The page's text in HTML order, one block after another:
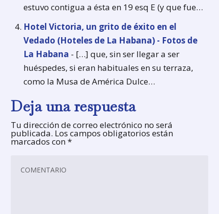
estuvo contigua a ésta en 19 esq E (y que fue…
Hotel Victoria, un grito de éxito en el
Vedado (Hoteles de La Habana) - Fotos de
La Habana - […] que, sin ser llegar a ser
huéspedes, si eran habituales en su terraza,
como la Musa de América Dulce…
Deja una respuesta
Tu dirección de correo electrónico no será
publicada. Los campos obligatorios están
marcados con*